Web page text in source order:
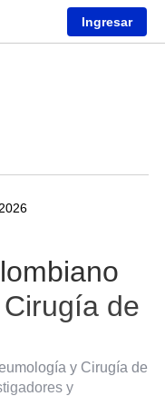
Ingresar
de
y Cirugía de
y